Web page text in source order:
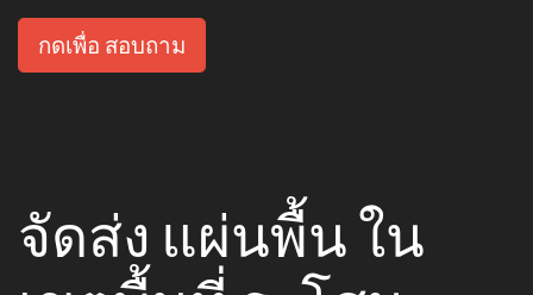
กดเพื่อ สอบถาม
จัดส่ง แผ่นพื้น ใน